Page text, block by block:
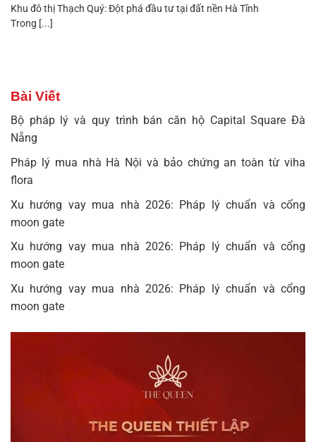
Khu đô thị Thạch Quý: Đột phá đầu tư tại đất nền Hà Tĩnh
Trong [...]
Bài Viết
Bộ pháp lý và quy trình bán căn hộ Capital Square Đà
Nẵng
Pháp lý mua nhà Hà Nội và bảo chứng an toàn từ viha
flora
Xu hướng vay mua nhà 2026: Pháp lý chuẩn và cổng
moon gate
Xu hướng vay mua nhà 2026: Pháp lý chuẩn và cổng
moon gate
Xu hướng vay mua nhà 2026: Pháp lý chuẩn và cổng
moon gate